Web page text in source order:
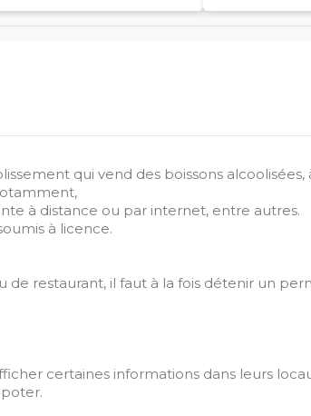
qui vend des boissons alcoolisées,
à distance ou par internet, entre autres.
à licence.
restaurant, il faut à la fois détenir un
certaines informations dans leurs